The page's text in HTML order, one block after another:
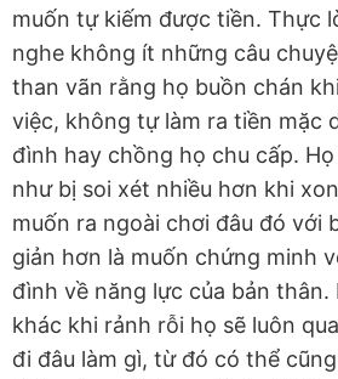
muốn tự kiếm được tiền. Thực
nghe không ít những câu
than vãn rằng họ buồn chán
việc, không tự làm ra tiền mặc
đình hay chồng họ chu cấp.
như bị soi xét nhiều hơn khi
muốn ra ngoài chơi đâu đó với
giản hơn là muốn chứng minh
đình về năng lực của bản thân.
khác khi rảnh rỗi họ sẽ luôn
đi đâu làm gì, từ đó có thể